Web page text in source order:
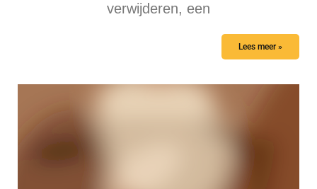
verwijderen, een
Lees meer »